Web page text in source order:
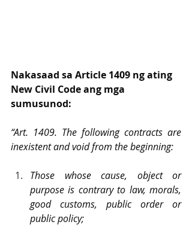
Nakasaad sa Article 1409 ng ating
New Civil Codeang mga
sumusunod:
“Art. 1409. The following contracts are
inexistent and void from the beginning:
Those whose cause, object or
purpose is contrary to law, morals,
good customs, public order or
public policy;